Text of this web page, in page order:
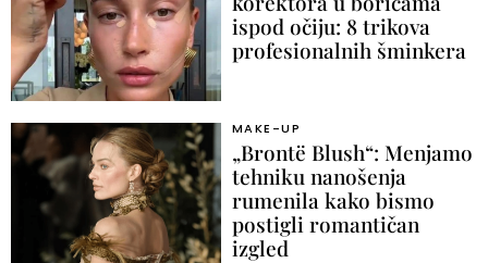
ispod očiju: 8 trikova
profesionalnih šminkera
MAKE-UP
„Brontë Blush“: Menjamo
tehniku nanošenja
rumenila kako bismo
postigli romantičan
izgled